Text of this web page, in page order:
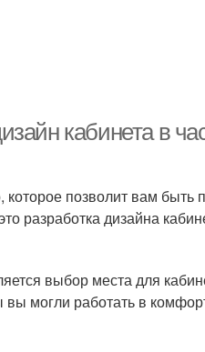
кабинета в
позволит вам быть
разработка дизайна
выбор места для
вы могли работать в